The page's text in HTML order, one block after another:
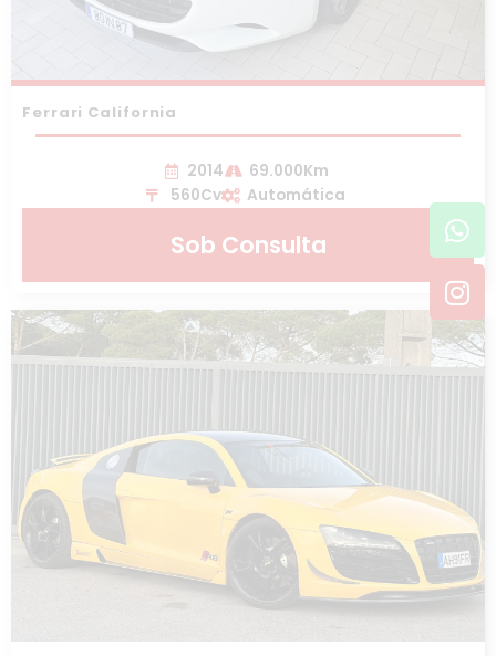
Ferrari California
2014
69.000Km
560Cv
Automática
Sob Consulta